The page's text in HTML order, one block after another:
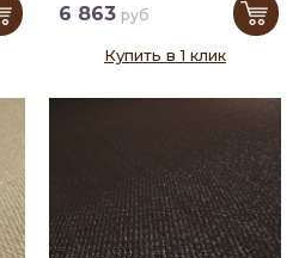
6 863 руб
Купить в 1 клик